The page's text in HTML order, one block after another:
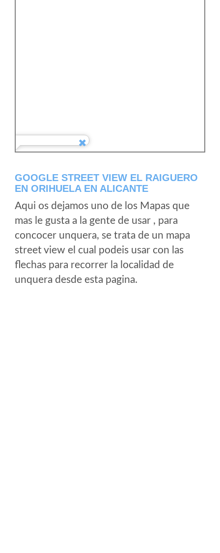
GOOGLE STREET VIEW EL RAIGUERO
EN ORIHUELA EN ALICANTE
Aqui os dejamos uno de los Mapas que
mas le gusta a la gente de usar , para
concocer unquera, se trata de un mapa
street view el cual podeis usar con las
flechas para recorrer la localidad de
unquera desde esta pagina.